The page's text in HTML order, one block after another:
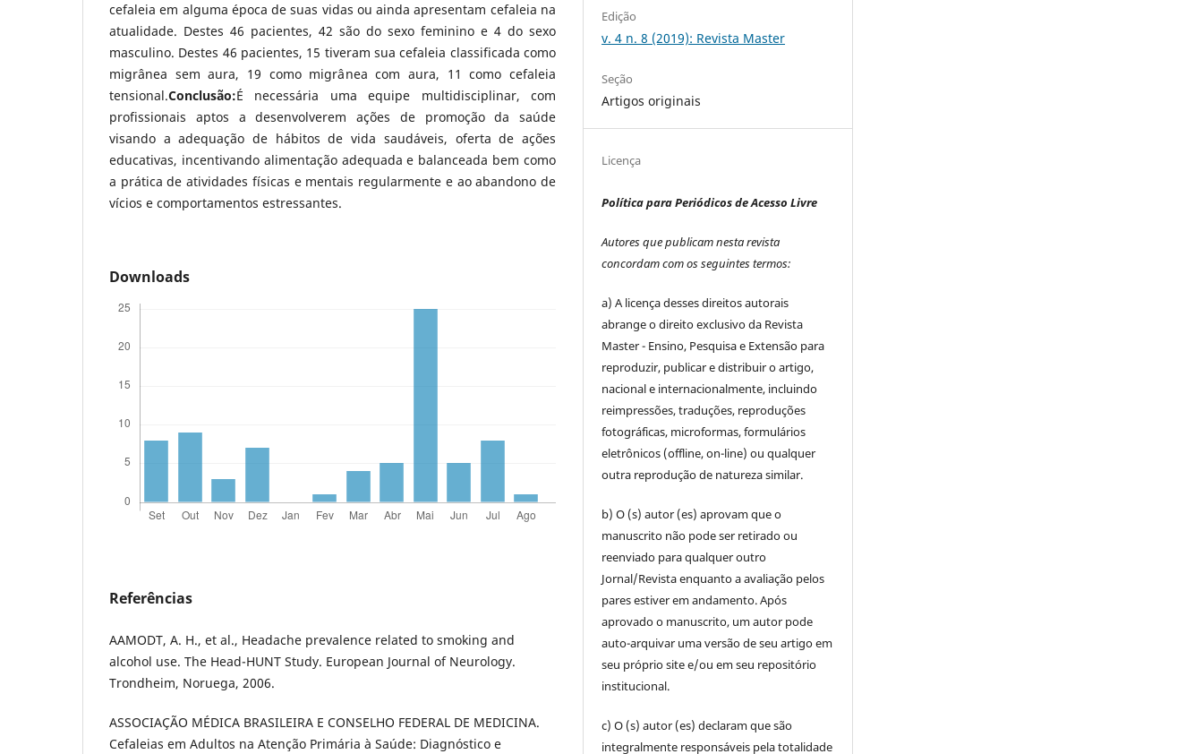
cefaleia em alguma época de suas vidas ou ainda apresentam cefaleia na
atualidade. Destes 46 pacientes, 42 são do sexo feminino e 4 do sexo
masculino. Destes 46 pacientes, 15 tiveram sua cefaleia classificada como
migrânea sem aura, 19 como migrânea com aura, 11 como cefaleia
tensional.Conclusão:É necessária uma equipe multidisciplinar, com
profissionais aptos a desenvolverem ações de promoção da saúde
visando a adequação de hábitos de vida saudáveis, oferta de ações
educativas, incentivando alimentação adequada e balanceada bem como
a prática de atividades físicas e mentais regularmente e ao abandono de
vícios e comportamentos estressantes.
Downloads
Referências
AAMODT, A. H., et al., Headache prevalence related to smoking and
alcohol use. The Head-HUNT Study. European Journal of Neurology.
Trondheim, Noruega, 2006.
ASSOCIAÇÃO MÉDICA BRASILEIRA E CONSELHO FEDERAL DE MEDICINA.
Cefaleias em Adultos na Atenção Primária à Saúde: Diagnóstico e
Edição
v. 4 n. 8 (2019): Revista Master
Seção
Artigos originais
Licença
Política para Periódicos de Acesso Livre
Autores que publicam nesta revista
concordam com os seguintes termos:
a) A licença desses direitos autorais
abrange o direito exclusivo da Revista
Master - Ensino, Pesquisa e Extensão para
reproduzir, publicar e distribuir o artigo,
nacional e internacionalmente, incluindo
reimpressões, traduções, reproduções
fotográficas, microformas, formulários
eletrônicos (offline, on-line) ou qualquer
outra reprodução de natureza similar.
b) O (s) autor (es) aprovam que o
manuscrito não pode ser retirado ou
reenviado para qualquer outro
Jornal/Revista enquanto a avaliação pelos
pares estiver em andamento. Após
aprovado o manuscrito, um autor pode
auto-arquivar uma versão de seu artigo em
seu próprio site e/ou em seu repositório
institucional.
c) O (s) autor (es) declaram que são
integralmente responsáveis pela totalidade